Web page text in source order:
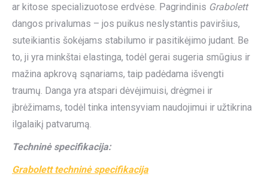
ar kitose specializuotose erdvėse. Pagrindinis Grabolett
dangos privalumas – jos puikus neslystantis paviršius,
suteikiantis šokėjams stabilumo ir pasitikėjimo judant. Be
to, ji yra minkštai elastinga, todėl gerai sugeria smūgius ir
mažina apkrovą sąnariams, taip padėdama išvengti
traumų. Danga yra atspari dėvėjimuisi, drėgmei ir
įbrėžimams, todėl tinka intensyviam naudojimui ir užtikrina
ilgalaikį patvarumą.
Techninė specifikacija:
Grabolett techninė specifikacija